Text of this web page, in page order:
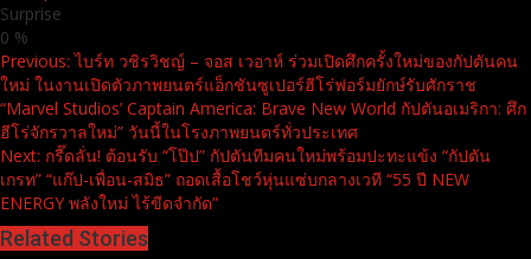
Surprise
0 %
Continue
Reading
Previous: ไบร์ท วชิรวิชญ์ – จอส เวอาห์ ร่วมเปิดศึกครั้งใหม่ของกัปตันคน
ใหม่ ในงานเปิดตัวภาพยนตร์แอ็กชันซูเปอร์ฮีโร่ฟอร์มยักษ์รับศักราช
“Marvel Studios’ Captain America: Brave New World กัปตันอเมริกา: ศึก
ฮีโร่จักรวาลใหม่” วันนี้ในโรงภาพยนตร์ทั่วประเทศ
Next: กรี๊ดลั่น! ต้อนรับ “โป๊ป” กัปตันทีมคนใหม่พร้อมปะทะแข้ง “กัปตัน
เกรท” “แก๊ป-เพื่อน-สมิธ” ถอดเสื้อโชว์หุ่นแซ่บกลางเวที “55 ปี NEW
ENERGY พลังใหม่ ไร้ขีดจำกัด”
Related Stories